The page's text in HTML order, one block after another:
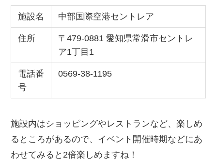
施設名 中部国際空港セントレア
住所
〒479-0881 愛知県常滑市セントレ
ア1丁目1
電話番
号
0569-38-1195
施設内はショッピングやレストランなど、楽しめ
るところがあるので、イベント開催時期などにあ
わせてみると2倍楽しめますね！